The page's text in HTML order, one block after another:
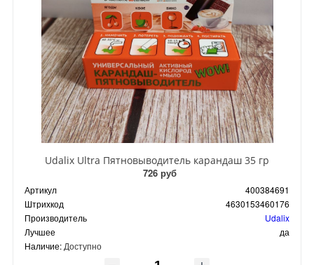
Udalix Ultra Пятновыводитель карандаш 35 гр
726 руб
Артикул
400384691
Штрихкод
4630153460176
Производитель
Udalix
Лучшее
да
Наличие: Доступно